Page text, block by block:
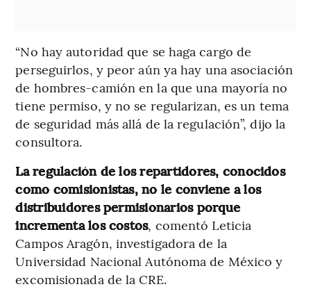
“No hay autoridad que se haga cargo de
perseguirlos, y peor aún ya hay una asociación
de hombres-camión en la que una mayoría no
tiene permiso, y no se regularizan, es un tema
de seguridad más allá de la regulación”, dijo la
consultora.
La regulación de los repartidores, conocidos
como comisionistas, no le conviene a los
distribuidores permisionarios porque
incrementa los costos, comentó Leticia
Campos Aragón, investigadora de la
Universidad Nacional Autónoma de México y
excomisionada de la CRE.